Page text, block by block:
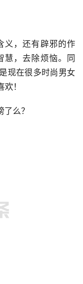
义，还有辟邪的作
慧，去除烦恼。同
现在很多时尚男女
！